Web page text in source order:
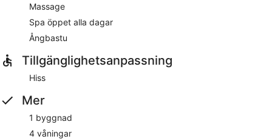
Massage
Spa öppet alla dagar
Ångbastu
Tillgänglighetsanpassning
Hiss
Mer
1 byggnad
4 våningar